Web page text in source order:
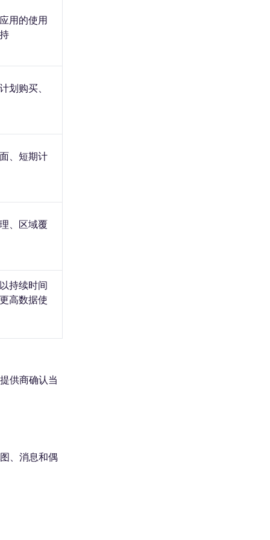
用的使用
划购买、
、短期计
、区域覆
持续时间
高数据使
供商确认当
、消息和偶